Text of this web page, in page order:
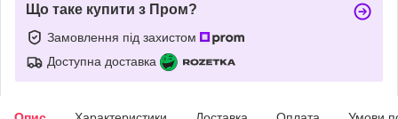
Що таке купити з Пром?
Замовлення під захистом
Доступна доставка